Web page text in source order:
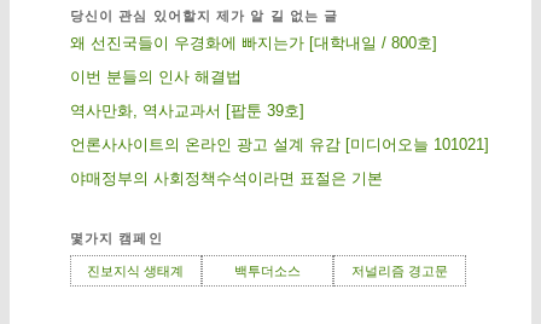
당신이 관심 있어할지 제가 알 길 없는 글
왜 선진국들이 우경화에 빠지는가 [대학내일 / 800호]
이번 분들의 인사 해결법
역사만화, 역사교과서 [팝툰 39호]
언론사사이트의 온라인 광고 설계 유감 [미디어오늘 101021]
야매정부의 사회정책수석이라면 표절은 기본
몇가지 캠페인
진보지식 생태계 백투더소스 저널리즘 경고문